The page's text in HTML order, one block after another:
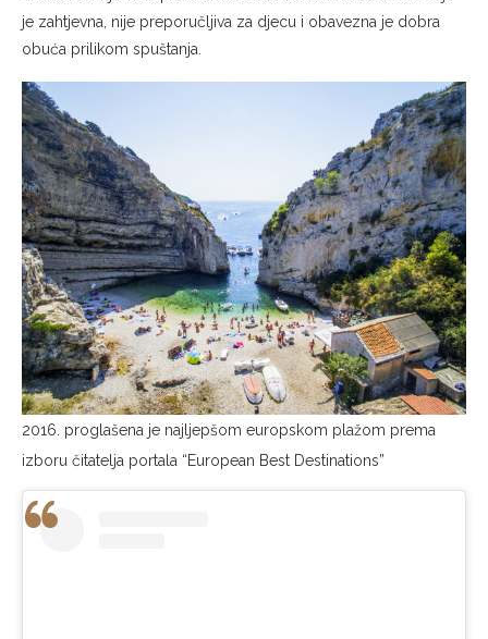
je zahtjevna, nije preporučljiva za djecu i obavezna je dobra
obuća prilikom spuštanja.
2016. proglašena je najljepšom europskom plažom prema
izboru čitatelja portala “European Best Destinations”